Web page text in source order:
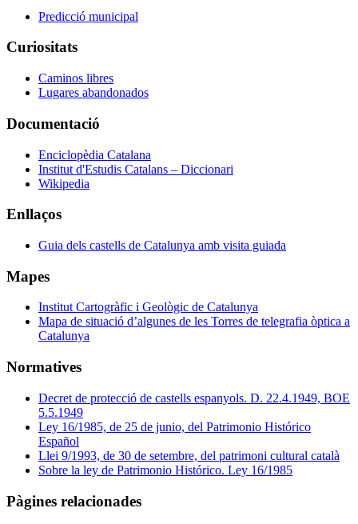
Predicció municipal
Curiositats
Caminos libres
Lugares abandonados
Documentació
Enciclopèdia Catalana
Institut d'Estudis Catalans – Diccionari
Wikipedia
Enllaços
Guia dels castells de Catalunya amb visita guiada
Mapes
Institut Cartogràfic i Geològic de Catalunya
Mapa de situació d’algunes de les Torres de telegrafia òptica a
Catalunya
Normatives
Decret de protecció de castells espanyols. D. 22.4.1949, BOE
5.5.1949
Ley 16/1985, de 25 de junio, del Patrimonio Histórico
Español
Llei 9/1993, de 30 de setembre, del patrimoni cultural català
Sobre la ley de Patrimonio Histórico. Ley 16/1985
Pàgines relacionades